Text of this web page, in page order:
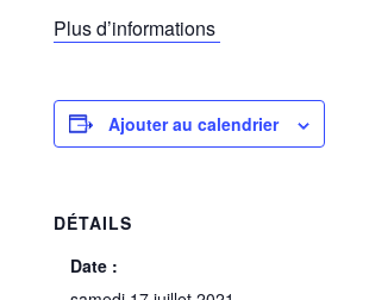
Plus d’informations
Ajouter au calendrier
DÉTAILS
Date :